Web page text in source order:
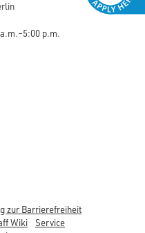
p.m.
zur Barrierefreiheit
Wiki
Service